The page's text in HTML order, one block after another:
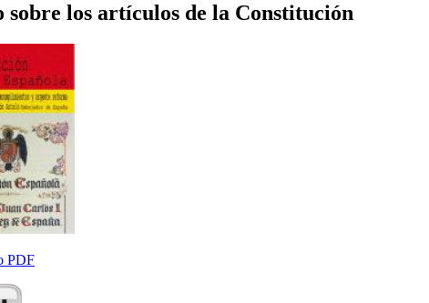
los artículos de la Constitución
PDF